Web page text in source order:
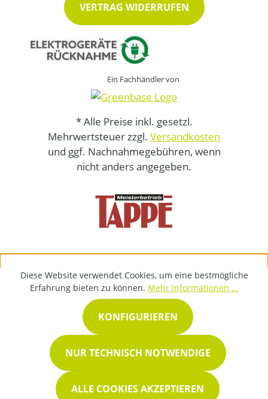
VERTRAG WIDERRUFEN
Ein Fachhändler von
* Alle Preise inkl. gesetzl.
Mehrwertsteuer zzgl. Versandkosten
und ggf. Nachnahmegebühren, wenn
nicht anders angegeben.
Diese Website verwendet Cookies, um eine bestmögliche
Erfahrung bieten zu können. Mehr Informationen ...
NUR TECHNISCH NOTWENDIGE
KONFIGURIEREN
ALLE COOKIES AKZEPTIEREN